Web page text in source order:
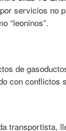
servicios no
“leoninos”.
de
con conflictos
transportista,